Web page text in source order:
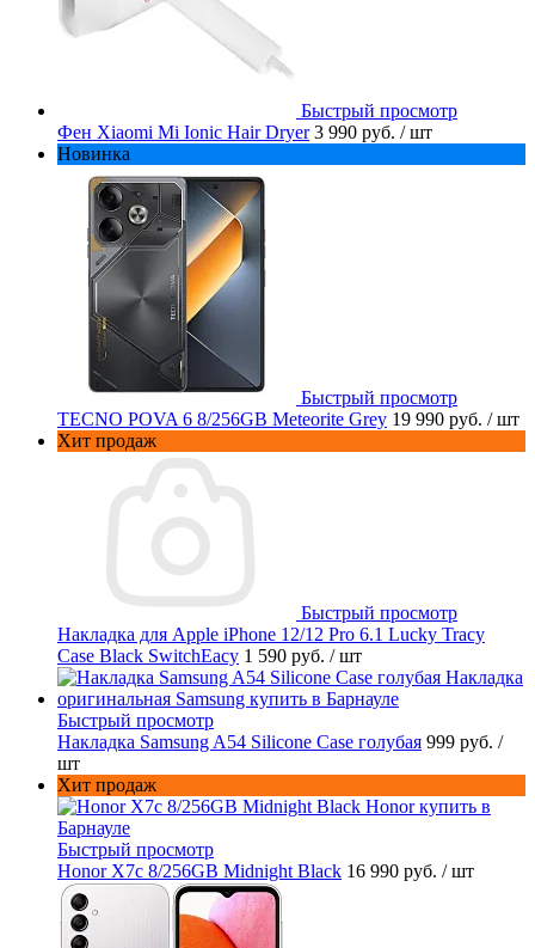
Быстрый просмотр
Фен Xiaomi Mi Ionic Hair Dryer 3 990 руб. / шт
Новинка
Быстрый просмотр
TECNO POVA 6 8/256GB Meteorite Grey 19 990 руб. / шт
Хит продаж
Быстрый просмотр
Накладка для Apple iPhone 12/12 Pro 6.1 Lucky Tracy
Case Black SwitchEacy 1 590 руб. / шт
Быстрый просмотр
Накладка Samsung A54 Silicone Case голубая 999 руб. /
шт
Хит продаж
Быстрый просмотр
Honor X7c 8/256GB Midnight Black 16 990 руб. / шт